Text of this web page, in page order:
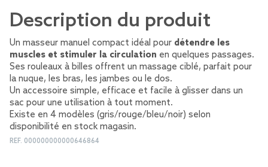
Description du produit
Un masseur manuel compact idéal pour détendre les
muscles et stimuler la circulation en quelques passages.
Ses rouleaux à billes offrent un massage ciblé, parfait pour
la nuque, les bras, les jambes ou le dos.
Un accessoire simple, efficace et facile à glisser dans un
sac pour une utilisation à tout moment.
Existe en 4 modèles (gris/rouge/bleu/noir) selon
disponibilité en stock magasin.
REF. 000000000000646864